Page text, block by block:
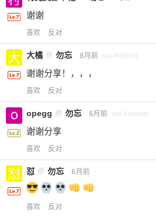
谢谢
喜欢 反对
大橘 @ 勿忘 8月前 via Android
谢谢分享！，，，
喜欢 反对
opegg @ 勿忘 6月前 via Android
谢谢分享
喜欢 反对
怼 @ 勿忘 6月前
喜欢 反对